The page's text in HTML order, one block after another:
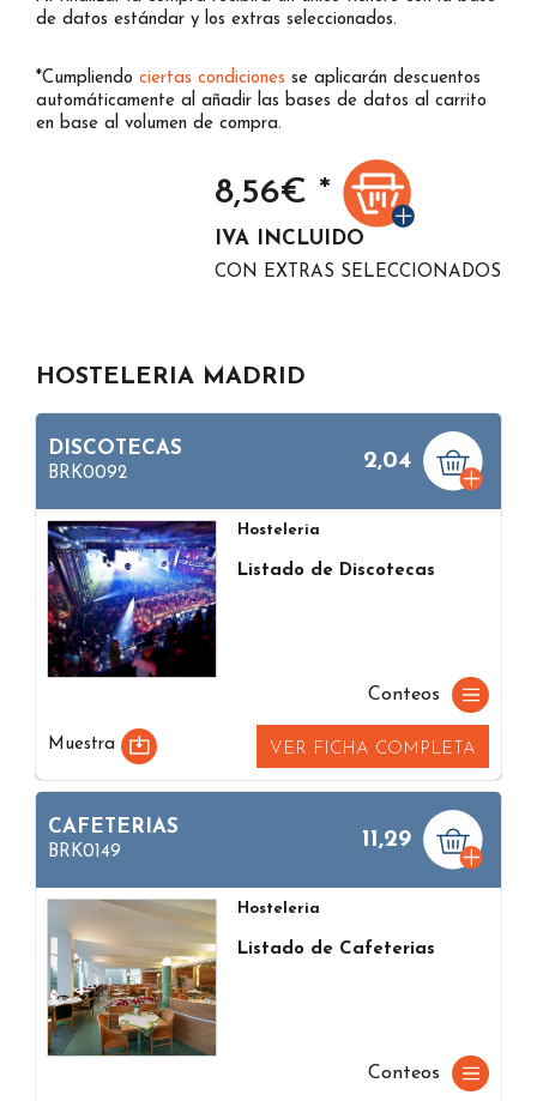
de datos estándar y los extras seleccionados.
*Cumpliendo ciertas condiciones se aplicarán descuentos
automáticamente al añadir las bases de datos al carrito
en base al volumen de compra.
8,56€ *
IVA INCLUIDO
CON EXTRAS SELECCIONADOS
HOSTELERIA MADRID
DISCOTECAS
BRK0092
2,04
Hosteleria
Listado de Discotecas
Conteos
Muestra VER FICHA COMPLETA
CAFETERIAS
BRK0149
11,29
Hosteleria
Listado de Cafeterias
Conteos